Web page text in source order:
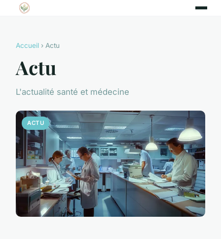
Accueil › Actu
Actu
L'actualité santé et médecine
ACTU